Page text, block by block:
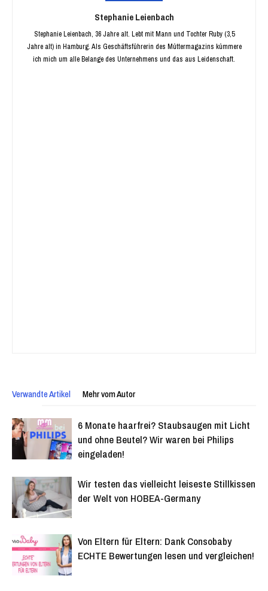
Stephanie Leienbach
Stephanie Leienbach, 36 Jahre alt. Lebt mit Mann und Tochter Ruby (3,5
Jahre alt) in Hamburg. Als Geschäftsführerin des Müttermagazins kümmere
ich mich um alle Belange des Unternehmens und das aus Leidenschaft.
Verwandte Artikel Mehr vom Autor
6 Monate haarfrei? Staubsaugen mit Licht
und ohne Beutel? Wir waren bei Philips
eingeladen!
Wir testen das vielleicht leiseste Stillkissen
der Welt von HOBEA-Germany
Von Eltern für Eltern: Dank Consobaby
ECHTE Bewertungen lesen und vergleichen!